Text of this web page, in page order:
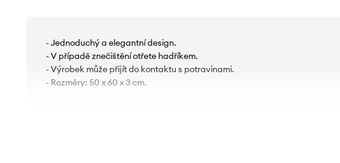
- Jednoduchý a elegantní design.
- V případě znečištění otřete hadříkem.
- Výrobek může přijít do kontaktu s potravinami.
- Rozměry: 50 x 60 x 3 cm.